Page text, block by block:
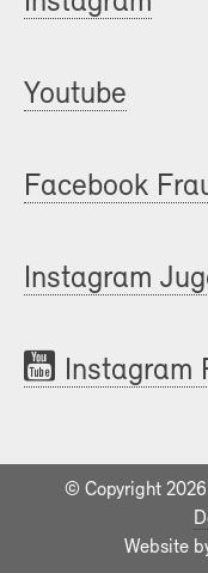
Youtube
Facebook
Instagram
Instagram
© Copyright 2026
Website